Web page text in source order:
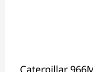
Caterpillar